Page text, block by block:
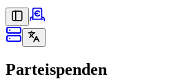
Parteispenden